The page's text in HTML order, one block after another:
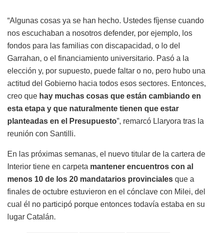
“Algunas cosas ya se han hecho. Ustedes fíjense cuando
nos escuchaban a nosotros defender, por ejemplo, los
fondos para las familias con discapacidad, o lo del
Garrahan, o el financiamiento universitario. Pasó a la
elección y, por supuesto, puede faltar o no, pero hubo una
actitud del Gobierno hacia todos esos sectores. Entonces,
creo que hay muchas cosas que están cambiando en
esta etapa y que naturalmente tienen que estar
planteadas en el Presupuesto”, remarcó Llaryora tras la
reunión con Santilli.
En las próximas semanas, el nuevo titular de la cartera de
Interior tiene en carpeta mantener encuentros con al
menos 10 de los 20 mandatarios provinciales que a
finales de octubre estuvieron en el cónclave con Milei, del
cual él no participó porque entonces todavía estaba en su
lugar Catalán.